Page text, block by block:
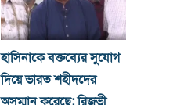
হাসিনাকে বক্তব্যের সুযোগ
দিয়ে ভারত শহীদদের